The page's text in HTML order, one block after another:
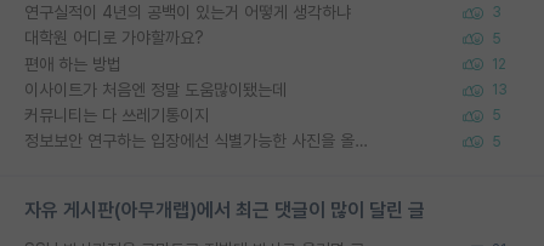
연구실적이 4년의 공백이 있는거 어떻게 생각하냐 3
대학원 어디로 가야할까요? 5
편애 하는 방법 12
이사이트가 처음엔 정말 도움많이됐는데 13
커뮤니티는 다 쓰레기통이지 5
정보보안 연구하는 입장에선 식별가능한 사진을 올리는건 비추이긴함 5
자유 게시판(아무개랩)에서 최근 댓글이 많이 달린 글